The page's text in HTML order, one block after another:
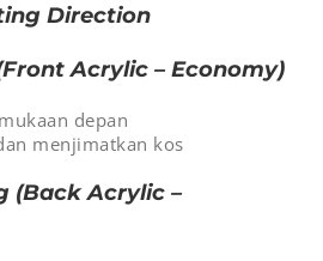
Direction
Acrylic – Economy)
depan
menjimatkan kos
(Back Acrylic –